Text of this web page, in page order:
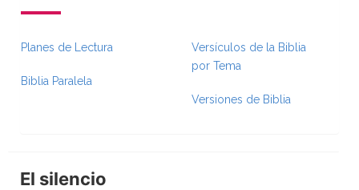
Planes de Lectura
Biblia Paralela
Versículos de la Biblia
por Tema
Versiones de Biblia
El silencio